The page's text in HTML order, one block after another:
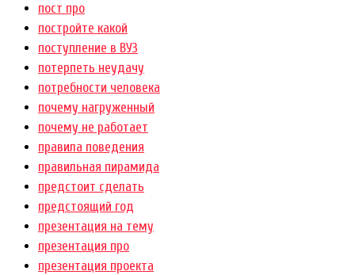
пост про
постройте какой
поступление в ВУЗ
потерпеть неудачу
потребности человека
почему нагруженный
почему не работает
правила поведения
правильная пирамида
предстоит сделать
предстоящий год
презентация на тему
презентация про
презентация проекта